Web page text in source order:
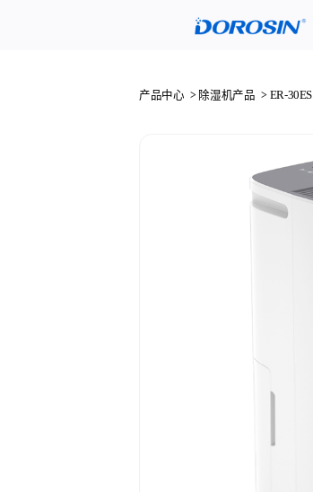
产品中心 > 除湿机产品 > ER-30ES